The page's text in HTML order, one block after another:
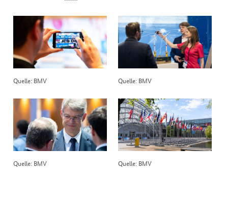
Quelle: BMV Quelle: BMV
Quelle: BMV Quelle: BMV